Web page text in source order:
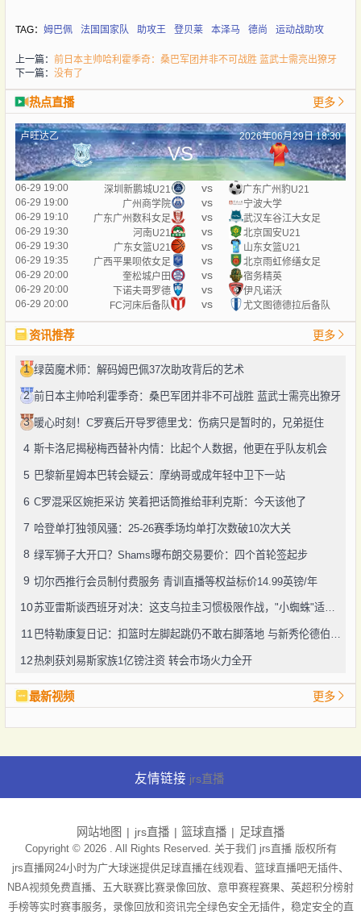
TAG： 姆巴佩 法国国家队 助攻王 登贝莱 本泽马 德尚 运动战助攻
上一篇： 前日本主帅哈利霍季奇：桑巴军团并非不可战胜 蓝武士需亮出獠牙
下一篇： 没有了
热点直播 更多
卢旺达乙 2026年06月29日 18:30
VS
06-29 19:00 深圳新鹏城U21 vs
广东广州豹U21
06-29 19:00
广州商学院 vs
宁波大学
06-29 19:10
广东广州数科女足 vs
武汉车谷江大女足
06-29 19:30
河南U21 vs
北京国安U21
06-29 19:30
广东女篮U21 vs
山东女篮U21
06-29 19:35
广西平果呗侬女足 vs
北京雨虹修缮女足
06-29 20:00
奎松城户田 vs
宿务精英
06-29 20:00
下诺夫哥罗德 vs
伊凡诺沃
06-29 20:00
FC河床后备队 vs 尤文图德德拉后备队
资讯推荐 更多
1 绿茵魔术师：解码姆巴佩37次助攻背后的艺术
2 前日本主帅哈利霍季奇：桑巴军团并非不可战胜 蓝武士需亮出獠牙
3 暖心时刻！C罗赛后开导罗德里戈：伤病只是暂时的，兄弟挺住
4 斯卡洛尼揭秘梅西替补内情：比起个人数据，他更在乎队友机会
5 巴黎新星姆本巴转会疑云：摩纳哥或成年轻中卫下一站
6 C罗混采区婉拒采访 笑着把话筒推给菲利克斯：今天该他了
7 哈登单打独领风骚：25-26赛季场均单打次数破10次大关
8 绿军狮子大开口？Shams曝布朗交易要价：四个首轮签起步
9 切尔西推行会员制付费服务 青训直播等权益标价14.99英镑/年
10 苏亚雷斯谈西班牙对决：这支乌拉圭习惯极限作战，"小蜘蛛"适配巴萨非空谈
11 巴特勒康复日记：扣篮时左脚起跳仍不敢右脚落地 与新秀伦德伯格的骨牌约战
12热刺获刘易斯家族1亿镑注资 转会市场火力全开
最新视频 更多
友情链接 jrs直播
网站地图 jrs直播 篮球直播 足球直播
Copyright © 2026 . All Rights Reserved. 关于我们 jrs直播版权所有
jrs直播网24小时为广大球迷提供足球直播在线观看、篮球直播吧无插件、
NBA视频免费直播、五大联赛比赛录像回放、意甲赛程赛果、英超积分榜射
手榜等实时赛事服务，录像回放和资讯完全绿色安全无插件，稳定安全的直